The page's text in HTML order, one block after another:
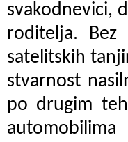
svakodnevici,
roditelja.
satelitskih
stvarnost
po drugim